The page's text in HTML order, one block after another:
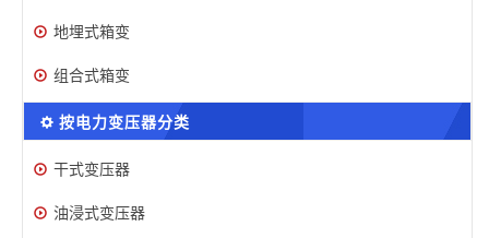
地埋式箱变
组合式箱变
按电力变压器分类
干式变压器
油浸式变压器